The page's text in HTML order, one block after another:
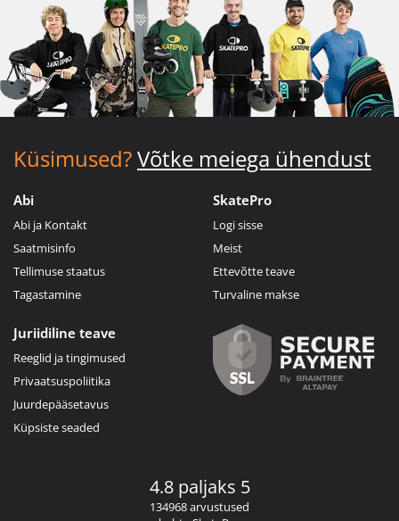
Küsimused?Võtke meiega ühendust
Abi
Abi ja Kontakt
Saatmisinfo
Tellimuse staatus
Tagastamine
SkatePro
Logi sisse
Meist
Ettevõtte teave
Turvaline makse
Juriidiline teave
Reeglid ja tingimused
Privaatsuspoliitika
Juurdepääsetavus
Küpsiste seaded
4.8 paljaks 5
134968 arvustused